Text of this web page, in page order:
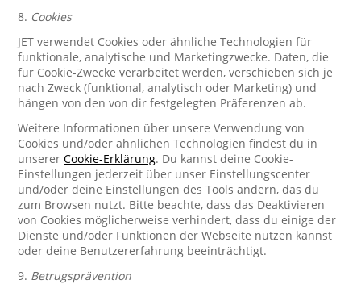
8. Cookies
JET verwendet Cookies oder ähnliche Technologien für
funktionale, analytische und Marketingzwecke. Daten, die
für Cookie-Zwecke verarbeitet werden, verschieben sich je
nach Zweck (funktional, analytisch oder Marketing) und
hängen von den von dir festgelegten Präferenzen ab.
Weitere Informationen über unsere Verwendung von
Cookies und/oder ähnlichen Technologien findest du in
unsererCookie-Erklärung. Du kannst deine Cookie-
Einstellungen jederzeit über unser Einstellungscenter
und/oder deine Einstellungen des Tools ändern, das du
zum Browsen nutzt. Bitte beachte, dass das Deaktivieren
von Cookies möglicherweise verhindert, dass du einige der
Dienste und/oder Funktionen der Webseite nutzen kannst
oder deine Benutzererfahrung beeinträchtigt.
9. Betrugsprävention